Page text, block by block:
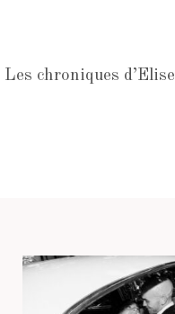
Les chroniques d’Elise